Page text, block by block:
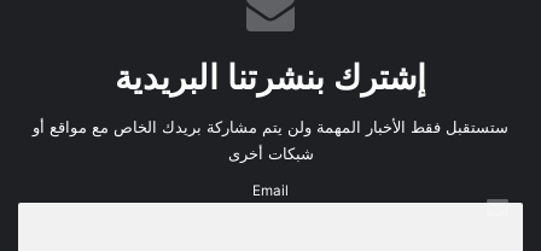
إشترك بنشرتنا البريدية
ستستقبل فقط الأخبار المهمة ولن يتم مشاركة بريدك الخاص مع مواقع أو
شبكات أخرى
Email